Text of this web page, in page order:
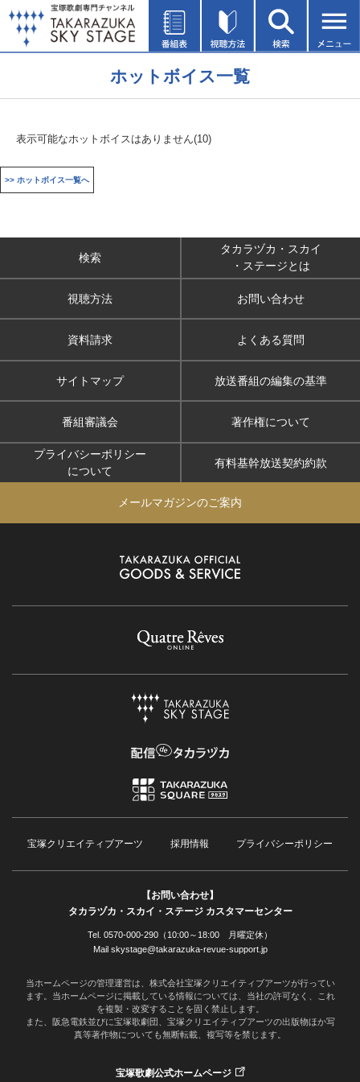
ホットボイス一覧
表示可能なホットボイスはありません(10)
>> ホットボイス一覧へ
検索
タカラヅカ・スカイ
・ステージとは
視聴方法 お問い合わせ
資料請求 よくある質問
サイトマップ 放送番組の編集の基準
番組審議会 著作権について
プライバシーポリシー
について
有料基幹放送契約約款
メールマガジンのご案内
宝塚クリエイティブアーツ 採用情報 プライバシーポリシー
【お問い合わせ】
タカラヅカ・スカイ・ステージ カスタマーセンター
Tel. 0570-000-290（10:00～18:00 月曜定休）
Mail skystage@takarazuka-revue-support.jp
当ホームページの管理運営は、株式会社宝塚クリエイティブアーツが行ってい
ます。当ホームページに掲載している情報については、当社の許可なく、これ
を複製・改変することを固く禁止します。
また、阪急電鉄並びに宝塚歌劇団、宝塚クリエイティブアーツの出版物ほか写
真等著作物についても無断転載、複写等を禁じます。
宝塚歌劇公式ホームページ